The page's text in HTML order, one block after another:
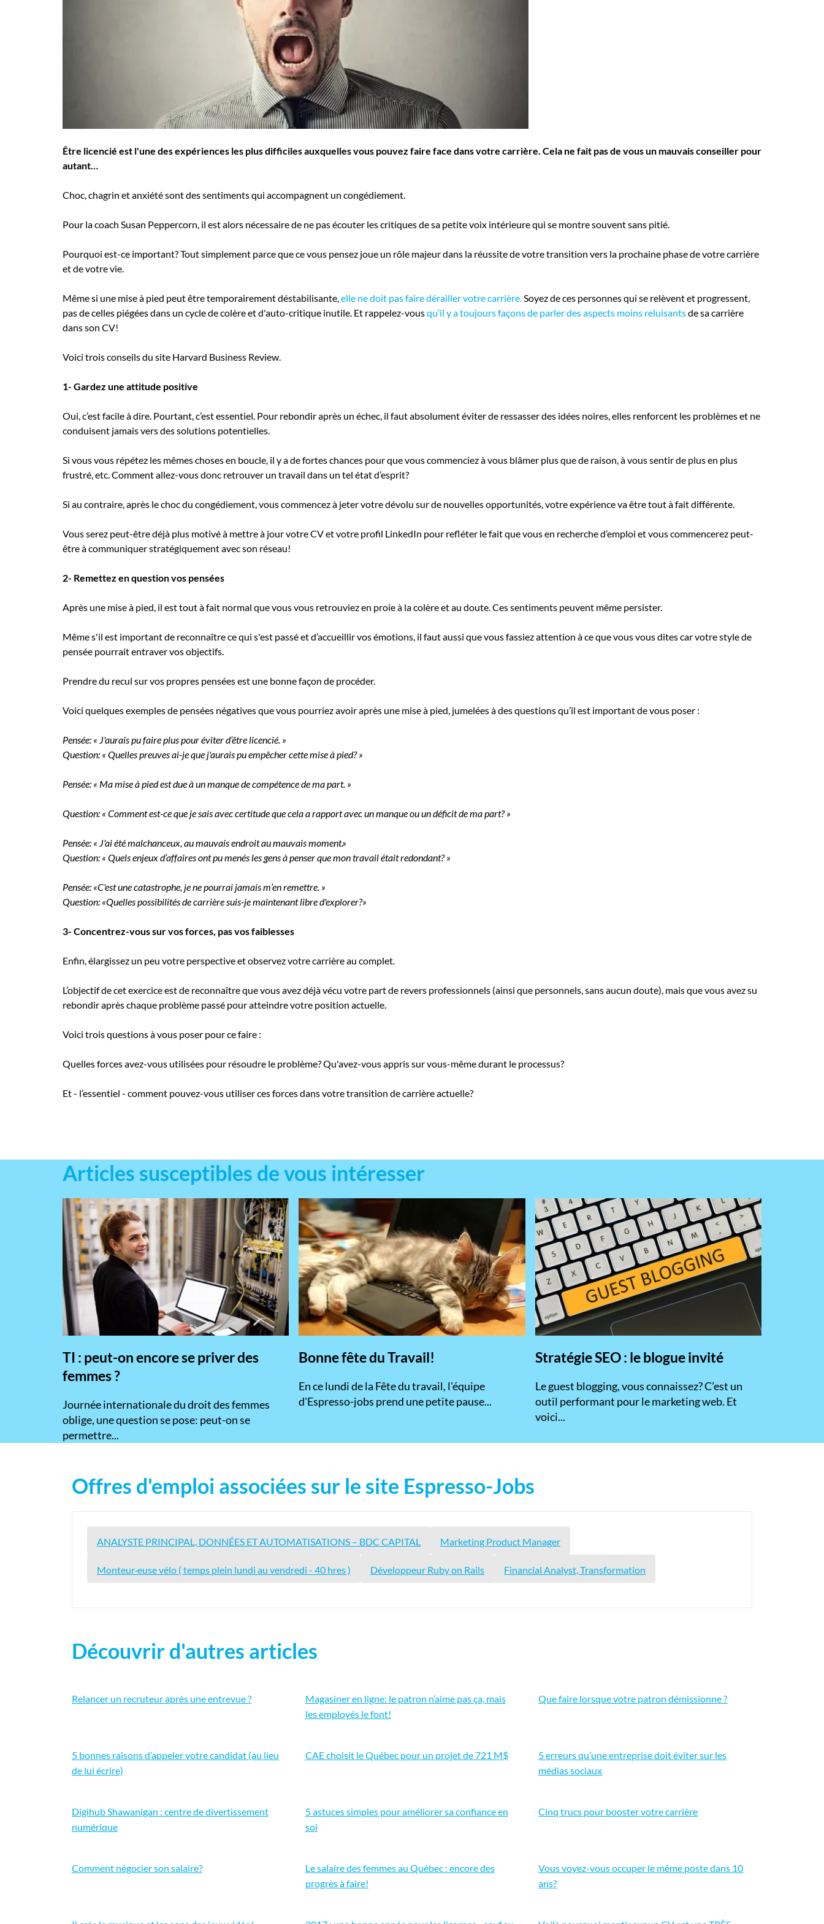
Être licencié est l'une des expériences les plus difficiles auxquelles vous pouvez faire face dans votre carrière. Cela ne fait pas de vous un mauvais conseiller pour
autant…
Choc, chagrin et anxiété sont des sentiments qui accompagnent un congédiement.
Pour la coach Susan Peppercorn, il est alors nécessaire de ne pas écouter les critiques de sa petite voix intérieure qui se montre souvent sans pitié.
Pourquoi est-ce important? Tout simplement parce que ce vous pensez joue un rôle majeur dans la réussite de votre transition vers la prochaine phase de votre carrière
et de votre vie.
Même si une mise à pied peut être temporairement déstabilisante,elle ne doit pas faire dérailler votre carrière.Soyez de ces personnes qui se relèvent et progressent,
pas de celles piégées dans un cycle de colère et d'auto-critique inutile. Et rappelez-vousqu’il y a toujours façons de parler des aspects moins reluisantsde sa carrière
dans son CV!
Voici trois conseils du site Harvard Business Review.
1- Gardez une attitude positive
Oui, c’est facile à dire. Pourtant, c’est essentiel. Pour rebondir après un échec, il faut absolument éviter de ressasser des idées noires, elles renforcent les problèmes et ne
conduisent jamais vers des solutions potentielles.
Si vous vous répétez les mêmes choses en boucle, il y a de fortes chances pour que vous commenciez à vous blâmer plus que de raison, à vous sentir de plus en plus
frustré, etc. Comment allez-vous donc retrouver un travail dans un tel état d’esprit?
Si au contraire, après le choc du congédiement, vous commencez à jeter votre dévolu sur de nouvelles opportunités, votre expérience va être tout à fait différente.
Vous serez peut-être déjà plus motivé à mettre à jour votre CV et votre profil LinkedIn pour refléter le fait que vous en recherche d’emploi et vous commencerez peut-
être à communiquer stratégiquement avec son réseau!
2- Remettez en question vos pensées
Après une mise à pied, il est tout à fait normal que vous vous retrouviez en proie à la colère et au doute. Ces sentiments peuvent même persister.
Même s'il est important de reconnaître ce qui s'est passé et d’accueillir vos émotions, il faut aussi que vous fassiez attention à ce que vous vous dites car votre style de
pensée pourrait entraver vos objectifs.
Prendre du recul sur vos propres pensées est une bonne façon de procéder.
Voici quelques exemples de pensées négatives que vous pourriez avoir après une mise à pied, jumelées à des questions qu’il est important de vous poser :
Pensée: « J'aurais pu faire plus pour éviter d’être licencié. »
Question: « Quelles preuves ai-je que j'aurais pu empêcher cette mise à pied? »
Pensée: « Ma mise à pied est due à un manque de compétence de ma part. »
Question: « Comment est-ce que je sais avec certitude que cela a rapport avec un manque ou un déficit de ma part? »
Pensée: « J'ai été malchanceux, au mauvais endroit au mauvais moment.»
Question: « Quels enjeux d’affaires ont pu menés les gens à penser que mon travail était redondant? »
Pensée: «C'est une catastrophe, je ne pourrai jamais m’en remettre. »
Question: «Quelles possibilités de carrière suis-je maintenant libre d'explorer?»
3- Concentrez-vous sur vos forces, pas vos faiblesses
Enfin, élargissez un peu votre perspective et observez votre carrière au complet.
L’objectif de cet exercice est de reconnaître que vous avez déjà vécu votre part de revers professionnels (ainsi que personnels, sans aucun doute), mais que vous avez su
rebondir après chaque problème passé pour atteindre votre position actuelle.
Voici trois questions à vous poser pour ce faire :
Quelles forces avez-vous utilisées pour résoudre le problème? Qu'avez-vous appris sur vous-même durant le processus?
Et - l’essentiel - comment pouvez-vous utiliser ces forces dans votre transition de carrière actuelle?
Articles susceptibles de vous intéresser
TI : peut-on encore se priver des
femmes ?
​Journée internationale du droit des femmes
oblige, une question se pose: peut-on se
permettre...
Bonne fête du Travail!
En ce lundi de la Fête du travail, l'équipe
d'Espresso-jobs prend une petite pause...
Stratégie SEO : le blogue invité
​Le guest blogging, vous connaissez? C’est un
outil performant pour le marketing web. Et
voici...
Offres d'emploi associées sur le site Espresso-Jobs
ANALYSTE PRINCIPAL, DONNÉES ET AUTOMATISATIONS – BDC CAPITAL Marketing Product Manager
Monteur·euse vélo ( temps plein lundi au vendredi - 40 hres ) Développeur Ruby on Rails Financial Analyst, Transformation
Découvrir d'autres articles
Relancer un recruteur après une entrevue ?
Magasiner en ligne: le patron n’aime pas ça, mais
les employés le font!
Que faire lorsque votre patron démissionne ?
5 bonnes raisons d’appeler votre candidat (au lieu
de lui écrire)
CAE choisit le Québec pour un projet de 721 M$
5 erreurs qu’une entreprise doit éviter sur les
médias sociaux
Digihub Shawanigan : centre de divertissement
numérique
5 astuces simples pour améliorer sa confiance en
soi
Cinq trucs pour booster votre carrière
Comment négocier son salaire?
Le salaire des femmes au Québec : encore des
progrès à faire!
Vous voyez-vous occuper le même poste dans 10
ans?